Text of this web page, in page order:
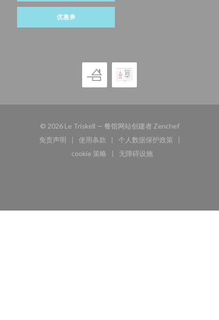
优惠券
© 2026 Le Triskell — 餐馆网站创建者 Zenchef((在新窗口中
免责声明
((在新窗口中打开))
使用条款
((在新窗口中打开))
个人数据保护政策
((在新窗口中打开))
cookie 策略
((在新窗口中打开))
无障碍设施
((在新窗口中打开))